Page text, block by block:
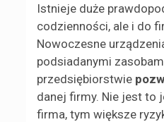
Istnieje duże
codzienności, ale i do
Nowoczesne
podsiadanymi
przedsiębiorstwie
danej firmy. Nie jest to
firma, tym większe